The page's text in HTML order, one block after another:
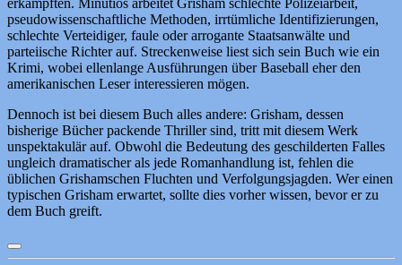
erkämpften. Minutiös arbeitet Grisham schlechte Polizeiarbeit,
pseudowissenschaftliche Methoden, irrtümliche Identifizierungen,
schlechte Verteidiger, faule oder arrogante Staatsanwälte und
parteiische Richter auf. Streckenweise liest sich sein Buch wie ein
Krimi, wobei ellenlange Ausführungen über Baseball eher den
amerikanischen Leser interessieren mögen.
Dennoch ist bei diesem Buch alles andere: Grisham, dessen
bisherige Bücher packende Thriller sind, tritt mit diesem Werk
unspektakulär auf. Obwohl die Bedeutung des geschilderten Falles
ungleich dramatischer als jede Romanhandlung ist, fehlen die
üblichen Grishamschen Fluchten und Verfolgungsjagden. Wer einen
typischen Grisham erwartet, sollte dies vorher wissen, bevor er zu
dem Buch greift.